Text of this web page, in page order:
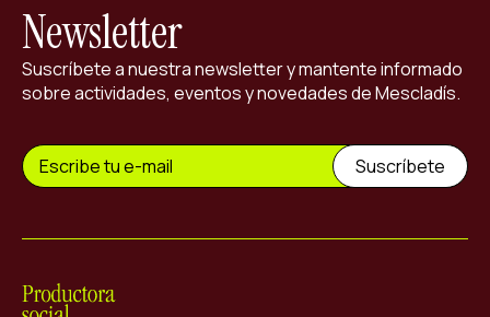
Newsletter
Suscríbete a nuestra newsletter y mantente informado
sobre actividades, eventos y novedades de Mescladís.